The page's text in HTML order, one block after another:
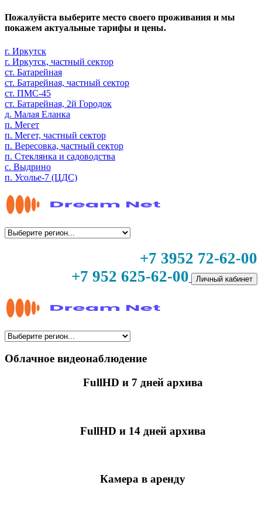
Пожалуйста выберите место своего проживания и мы
покажем актуальные тарифы и цены.
г. Иркутск
г. Иркутск, частный сектор
ст. Батарейная
ст. Батарейная, частный сектор
ст. ПМС-45
ст. Батарейная, 2й Городок
д. Малая Еланка
п. Мегет
п. Мегет, частный сектор
п. Вересовка, частный сектор
п. Стеклянка и садоводства
с. Выдрино
п. Усолье-7 (ЦДС)
+7 3952 72-62-00
+7 952 625-62-00
Личный кабинет
Облачное видеонаблюдение
FullHD и 7 дней архива
FullHD и 14 дней архива
Камера в аренду